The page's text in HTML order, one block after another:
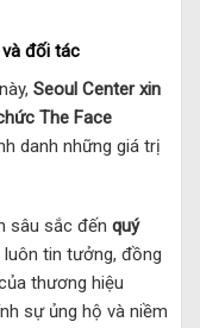
đối tác
Seoul Center xin
The Face
danh những giá trị
sâu sắc đến quý
tin tưởng, đồng
thương hiệu
sự ủng hộ và niềm